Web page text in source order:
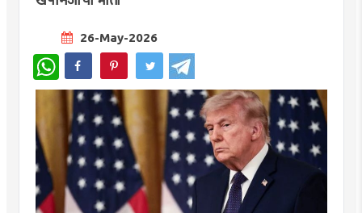
26-May-2026
WhatsApp